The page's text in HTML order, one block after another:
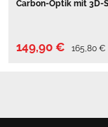
Carbon-Optik mit 3D-
149,90 € 165,80 €